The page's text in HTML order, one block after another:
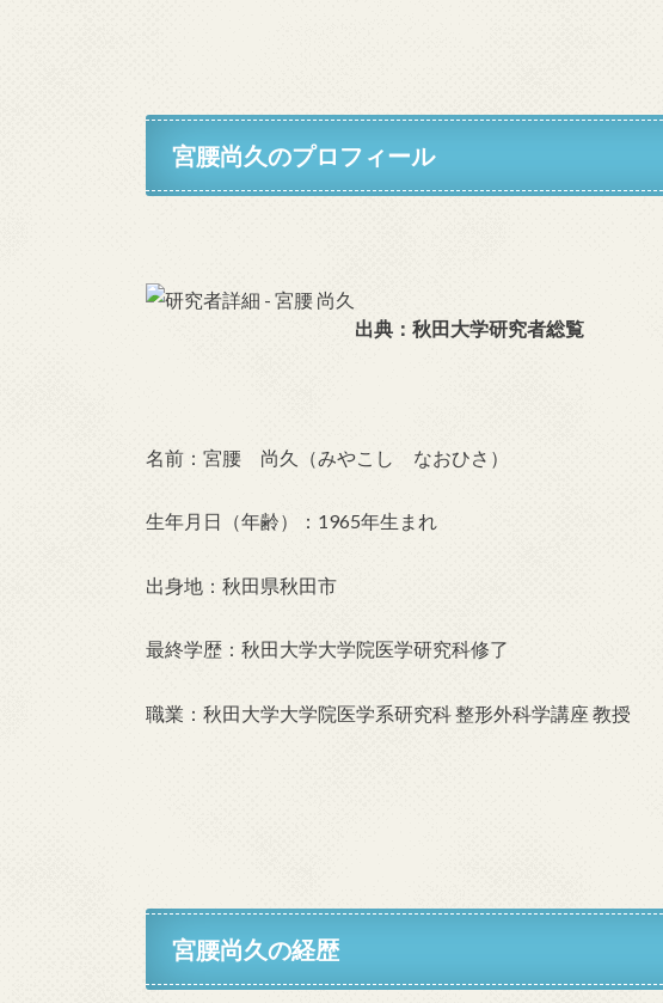
宮腰尚久のプロフィール
出典：秋田大学研究者総覧
名前：宮腰 尚久（みやこし なおひさ）
生年月日（年齢）：1965年生まれ
出身地：秋田県秋田市
最終学歴：秋田大学大学院医学研究科修了
職業：秋田大学大学院医学系研究科 整形外科学講座 教授
宮腰尚久の経歴